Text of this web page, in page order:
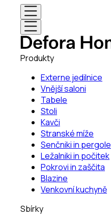
Produkty
Externe jedilnice
Vnější saloni
Tabele
Stoli
Kavči
Stranské míže
Senčniki in pergole
Ležalniki in počitek
Pokrovi in zaščita
Blazine
Venkovní kuchyně
Sbírky